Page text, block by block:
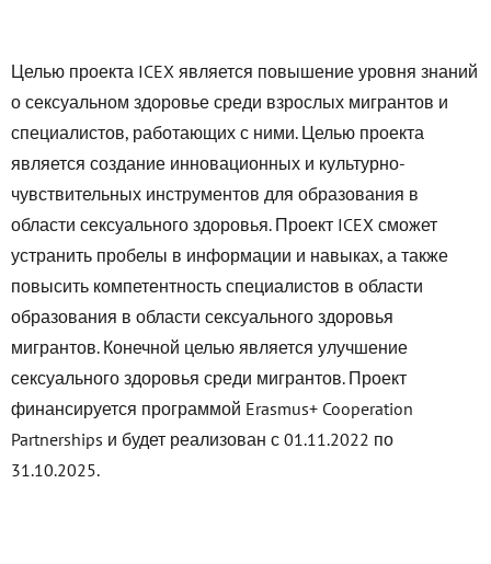
Целью проекта ICEX является повышение уровня знаний
о сексуальном здоровье среди взрослых мигрантов и
специалистов, работающих с ними. Целью проекта
является создание инновационных и культурно-
чувствительных инструментов для образования в
области сексуального здоровья. Проект ICEX сможет
устранить пробелы в информации и навыках, а также
повысить компетентность специалистов в области
образования в области сексуального здоровья
мигрантов. Конечной целью является улучшение
сексуального здоровья среди мигрантов. Проект
финансируется программой Erasmus+ Cooperation
Partnerships и будет реализован с 01.11.2022 по
31.10.2025.